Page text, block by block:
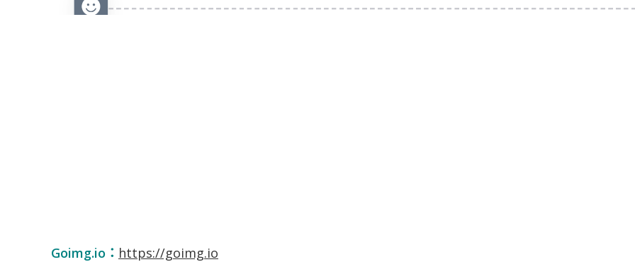
Goimg.io： https://goimg.io